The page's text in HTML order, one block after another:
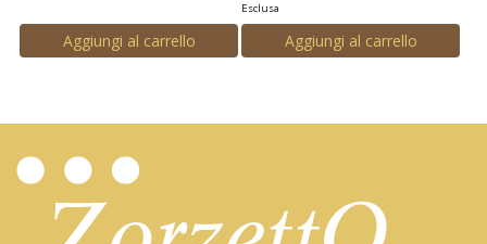
Aggiungi al carrello
Esclusa
Aggiungi al carrello